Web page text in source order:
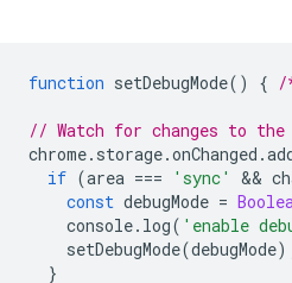
function setDebugMode() {
// Watch for changes to
chrome. storage.onChanged .
if (area === 'sync' &&
const debugMode =
console. log( 'enable
setDebugMode(debugMode
}